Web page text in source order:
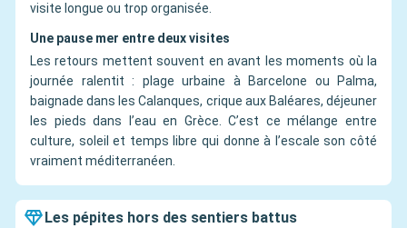
visite longue ou trop organisée.
Une pause mer entre deux visites
Les retours mettent souvent en avant les moments où la
journée ralentit : plage urbaine à Barcelone ou Palma,
baignade dans les Calanques, crique aux Baléares, déjeuner
les pieds dans l’eau en Grèce. C’est ce mélange entre
culture, soleil et temps libre qui donne à l’escale son côté
vraiment méditerranéen.
Les pépites hors des sentiers battus